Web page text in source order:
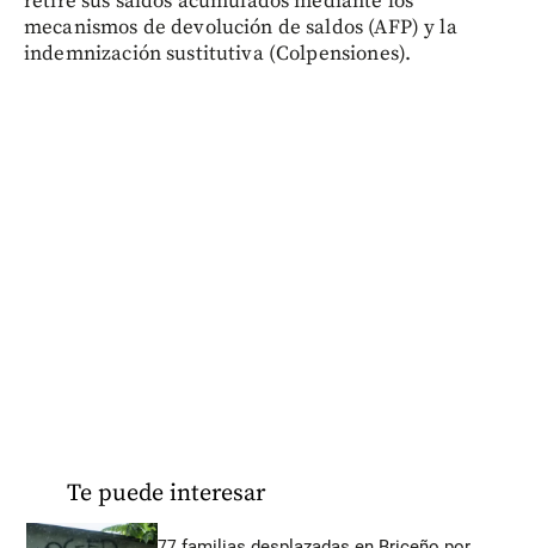
mecanismos de devolución de saldos (AFP) y la
indemnización sustitutiva (Colpensiones).
Te puede interesar